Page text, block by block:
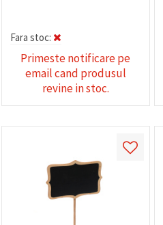
Fara stoc:
Primeste notificare pe
email cand produsul
revine in stoc.